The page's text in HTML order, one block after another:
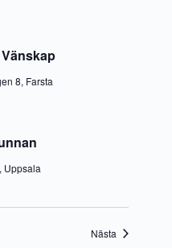
8, Farsta
Uppsala
Nästa Evenemang